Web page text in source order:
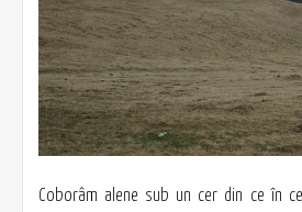
Coborâm alene sub un cer din ce în